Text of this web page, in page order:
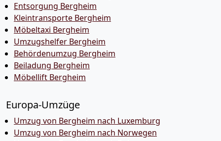
Entsorgung Bergheim
Kleintransporte Bergheim
Möbeltaxi Bergheim
Umzugshelfer Bergheim
Behördenumzug Bergheim
Beiladung Bergheim
Möbellift Bergheim
Europa-Umzüge
Umzug von Bergheim nach Luxemburg
Umzug von Bergheim nach Norwegen